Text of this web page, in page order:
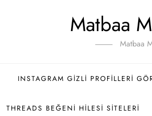
Matbaa
Matbaa
INSTAGRAM GIZLI PROFILLERI
THREADS BEĞENI HILESI SITELERI